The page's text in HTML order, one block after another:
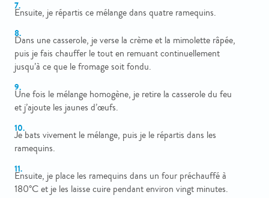
Ensuite, je répartis ce mélange dans quatre ramequins.
Dans une casserole, je verse la crème et la mimolette râpée,
puis je fais chauffer le tout en remuant continuellement
jusqu’à ce que le fromage soit fondu.
Une fois le mélange homogène, je retire la casserole du feu
et j’ajoute les jaunes d’œufs.
Je bats vivement le mélange, puis je le répartis dans les
ramequins.
Ensuite, je place les ramequins dans un four préchauffé à
180°C et je les laisse cuire pendant environ vingt minutes.